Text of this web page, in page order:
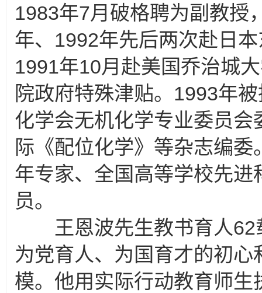
1983年7月破格聘为副教授
年、1992年先后两次赴日
1991年10月赴美国乔治城
院政府特殊津贴。1993年
化学会无机化学专业委员
际《配位化学》等杂志编
年专家、全国高等学校先
员。
王恩波先生教书育人62
为党育人、为国育才的初
模。他用实际行动教育师